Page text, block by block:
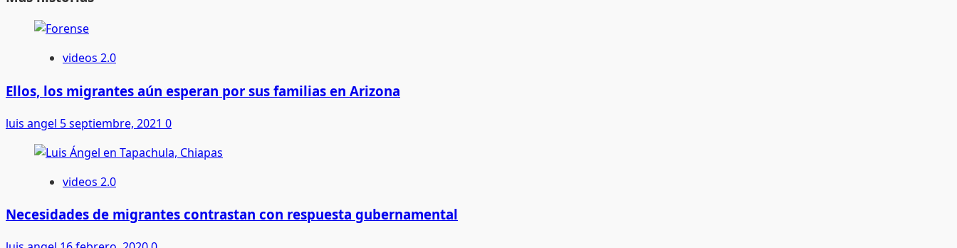
videos 2.0
Ellos, los migrantes aún esperan por sus familias en Arizona
luis angel 5 septiembre, 2021 0
videos 2.0
Necesidades de migrantes contrastan con respuesta gubernamental